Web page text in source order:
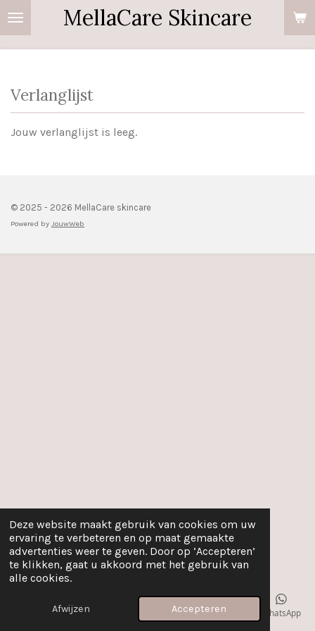
Deze website maakt gebruik van cookies om uw
ervaring te verbeteren en op maat gemaakte
advertenties weer te geven. Door op ‘Accepteren’
te klikken, gaat u akkoord met het gebruik van
alle cookies.
Afwijzen Accepteren
Ga
direct
hoofdinhoud
MellaCare Skincare
Verlanglijst
Jouw verlanglijst is leeg.
© 2025 - 2026 MellaCare skincare
Powered by JouwWeb
E-mailadres Telefoonnummer Kaart Instagram WhatsApp